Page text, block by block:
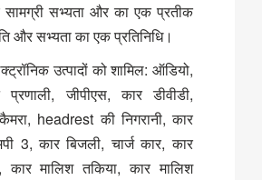
सभ्यता और का एक प्रतीक
और सभ्यता का एक प्रतिनिधि।
उत्पादों को शामिल: ऑडियो,
जीपीएस, कार डीवीडी,
headrest की निगरानी, ​​कार
3, कार बिजली, चार्ज कार, कार
कार मालिश तकिया, कार मालिश